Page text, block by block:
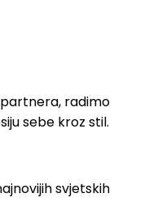
radimo
sebe kroz stil.
svjetskih